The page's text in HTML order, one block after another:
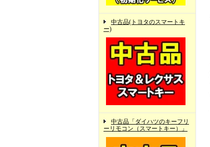
中古品(トヨタのスマートキ
ー)
中古品「ダイハツのキーフリ
ーリモコン（スマートキー）」